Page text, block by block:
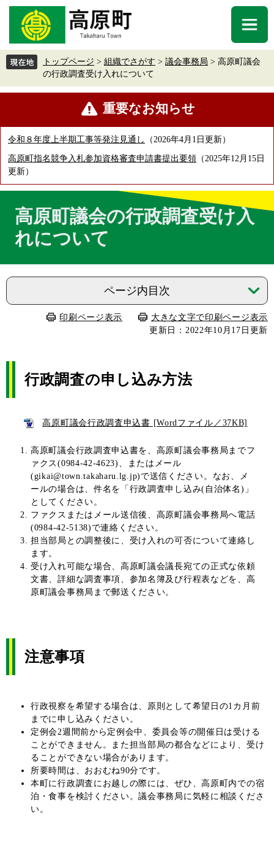
先
頭
を
飛
ニ
ュ
ー
トップページ > 組織でさがす > 議会事務局 > 高原町議会
の行政調査受け入れについて
重要なお知らせ
令和８年度上半期工事等発注見通し 2026年4月1日更新
高原町指名競争入札参加資格審査申請書提出要領
2025年12月15日
更新
高原町議会の行政調査受け入
れについて
ページ内目次
印刷ページ表示
大きな文字で印刷ページ表示
更新日：2022年10月17日更新
行政調査の申し込み方法
高原町議会行政調査申込書 [Wordファイル／37KB]
高原町議会行政調査申込書を、高原町議会事務局までフ
ァクス(0984-42-4623)、またはメール
(gikai@town.takaharu.lg.jp)で送信ください。なお、メ
ールの場合は、件名を「行政調査申し込み(自治体名)」
としてください。
ファクスまたはメール送信後、高原町議会事務局へ電話
(0984-42-5138)で連絡ください。
担当部局との調整後に、受け入れの可否について連絡し
ます。
受け入れ可能な場合、高原町議会議長宛ての正式な依頼
文書、詳細な調査事項、参加名簿及び行程表などを、高
原町議会事務局まで郵送ください。
注意事項
行政視察を希望する場合は、原則として希望日の1カ月前
までに申し込みください。
定例会2週間前から定例会中、委員会等の開催日は受ける
ことができません。また担当部局の都合などにより、受け
ることができない場合があります。
所要時間は、おおむね90分です。
本町に行政調査にお越しの際には、ぜひ、高原町内での宿
泊・食事を検討ください。議会事務局に気軽に相談くださ
い。